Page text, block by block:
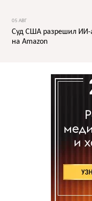
05 АВГ
Суд США разрешил ИИ-
на Amazon